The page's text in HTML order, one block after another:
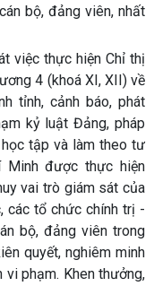
bộ, đảng viên, nhất
việc thực hiện Chỉ thị
4 (khoá XI, XII) về
tỉnh, cảnh báo, phát
kỷ luật Đảng, pháp
tập và làm theo tư
Minh được thực hiện
vai trò giám sát của
các tổ chức chính trị -
bộ, đảng viên trong
quyết, nghiêm minh
phạm. Khen thưởng,